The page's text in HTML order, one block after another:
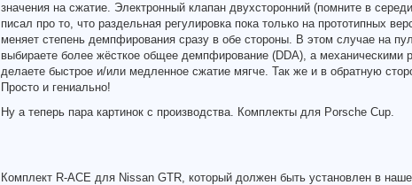
значения на сжатие. Электронный клапан двухсторонний (помните в
писал про то, что раздельная регулировка пока только на прототипных
меняет степень демпфирования сразу в обе стороны. В этом случае на
выбираете более жёсткое общее демпфирование (DDA), а механическими
делаете быстрое и/или медленное сжатие мягче. Так же и в обратную
Просто и гениально!
Ну а теперь пара картинок с производства. Комплекты для Porsche Cup.
Комплект R-ACE для Nissan GTR, который должен быть установлен в